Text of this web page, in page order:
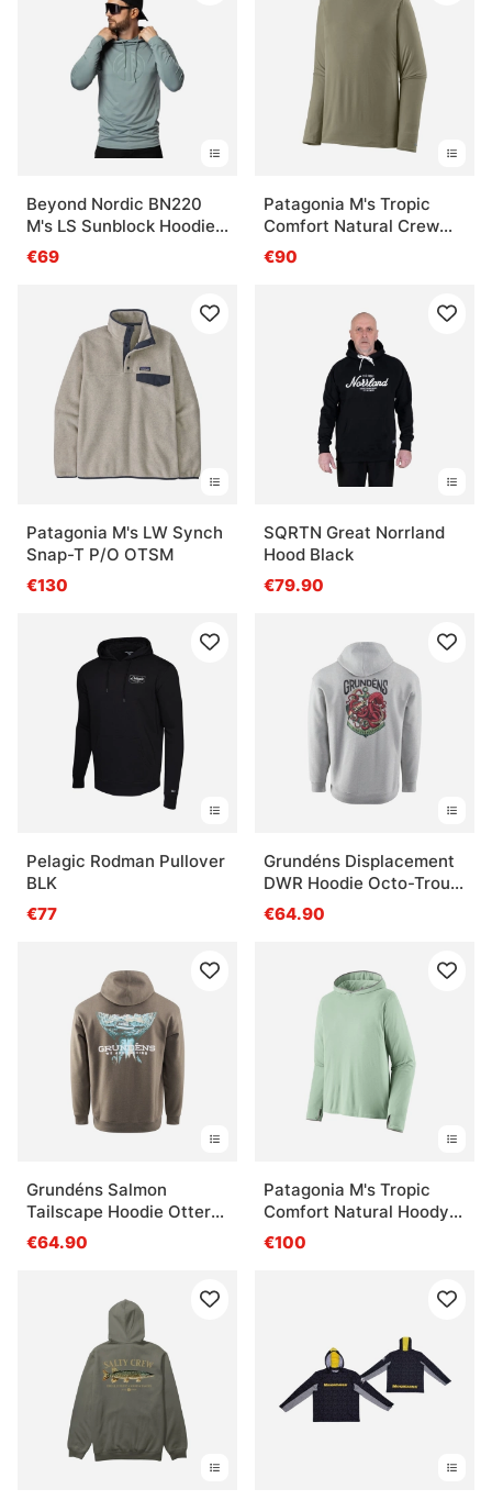
Beyond Nordic BN220
M's LS Sunblock Hoodie
Green Milieu
€69
Patagonia M's Tropic
Comfort Natural Crew
River Rock Green
€90
Patagonia M's LW Synch
Snap-T P/O OTSM
€130
SQRTN Great Norrland
Hood Black
€79.90
Pelagic Rodman Pullover
BLK
€77
Grundéns Displacement
DWR Hoodie Octo-Trout
Athletic Heather
€64.90
Grundéns Salmon
Tailscape Hoodie Otter
Heather
€64.90
Patagonia M's Tropic
Comfort Natural Hoody
THI
€100